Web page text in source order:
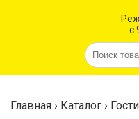
c
Главная › Каталог ›